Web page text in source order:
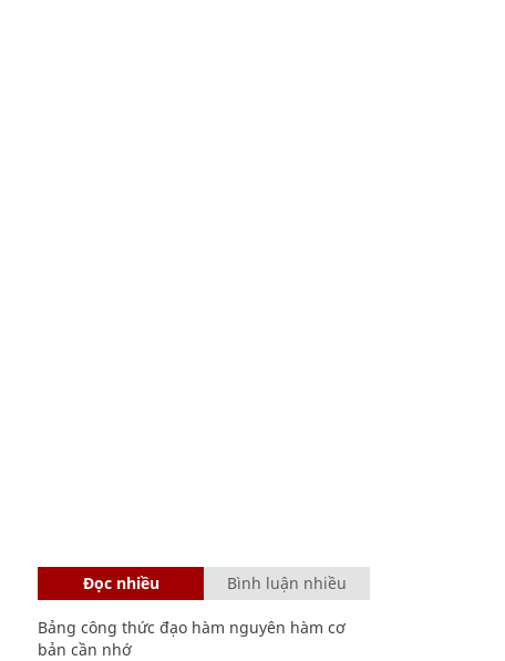
Đọc nhiều Bình luận nhiều
Bảng công thức đạo hàm nguyên hàm cơ
bản cần nhớ